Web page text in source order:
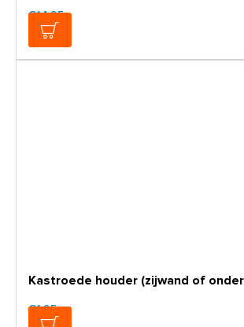
€14,95
Kastroede houder (zijwand of
€1,95